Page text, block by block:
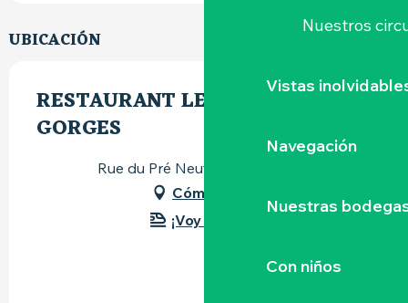
Nuestros
Vistas
Navegación
Nuestras
Con niños
UBICACIÓN
RESTAURANT LE ROUGE
GORGES
Rue du Pré Neuf, 44190 Gorges
Cómo llegar
¡Voy en tren!